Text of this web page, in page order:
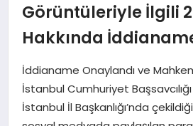
MAGAZIN
SIYASET
Görüntüleriyle İlgili
Hakkında
İddianame Onaylandı ve
İstanbul Cumhuriyet
İstanbul İl Başkanlığı’nda